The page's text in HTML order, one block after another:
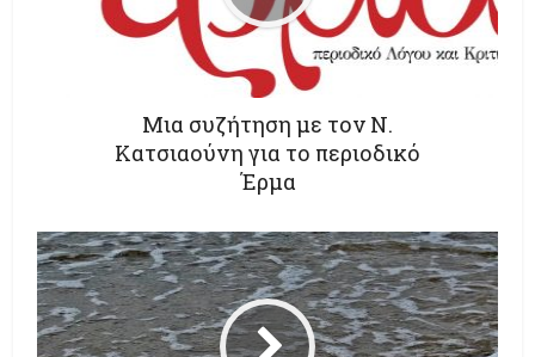
Μια συζήτηση με τον Ν.
Κατσιαούνη για το περιοδικό
Έρμα